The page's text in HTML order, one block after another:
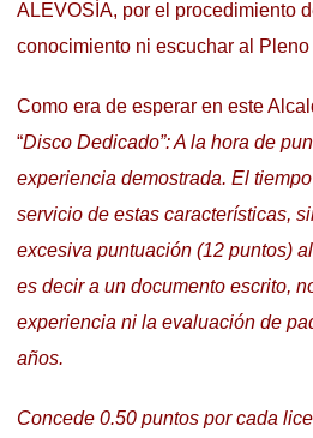
ALEVOSÍA, por el procedimiento
conocimiento ni escuchar al
Como era de esperar en este
“Disco Dedicado”: A la hora de
experiencia demostrada. El
servicio de estas características,
excesiva puntuación (12 puntos)
es decir a un documento escrito,
experiencia ni la evaluación de
años.
Concede 0.50 puntos por cada